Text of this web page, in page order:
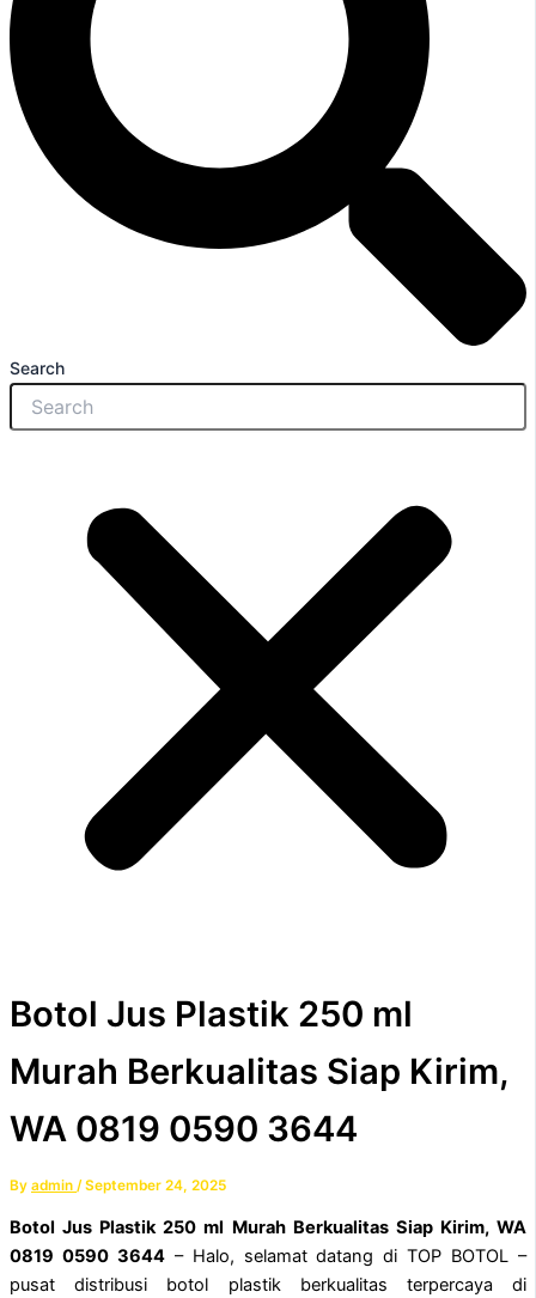
Search
Botol Jus Plastik 250 ml
Murah Berkualitas Siap Kirim,
WA 0819 0590 3644
By admin /September 24, 2025
Botol Jus Plastik 250 ml Murah Berkualitas Siap Kirim, WA
0819 0590 3644– Halo, selamat datang di TOP BOTOL –
pusat distribusi botol plastik berkualitas terpercaya di